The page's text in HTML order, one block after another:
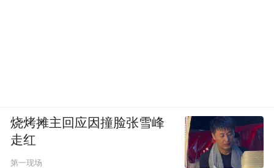
烧烤摊主回应因撞脸张雪峰
走红
第一现场